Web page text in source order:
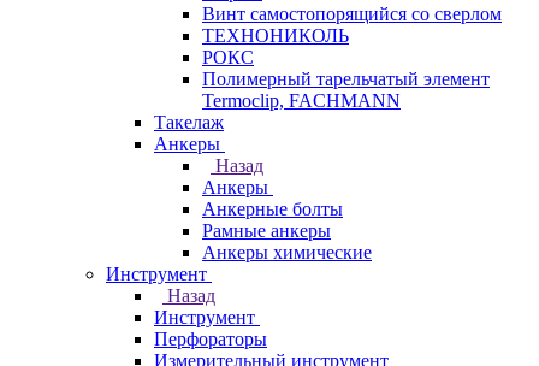
Винт самостопорящийся со сверлом
ТЕХНОНИКОЛЬ
РОКС
Полимерный тарельчатый элемент
Termoclip, FACHMANN
Такелаж
Анкеры
Назад
Анкеры
Анкерные болты
Рамные анкеры
Анкеры химические
Инструмент
Назад
Инструмент
Перфораторы
Измерительный инструмент